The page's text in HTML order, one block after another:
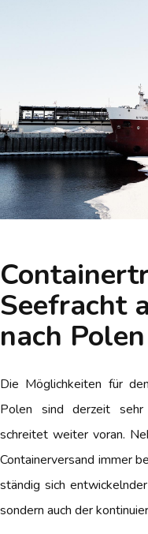
Seefracht
nach Polen
Die Möglichkeiten für
Polen sind derzeit sehr
schreitet weiter voran.
Containerversand immer
ständig sich
sondern auch der